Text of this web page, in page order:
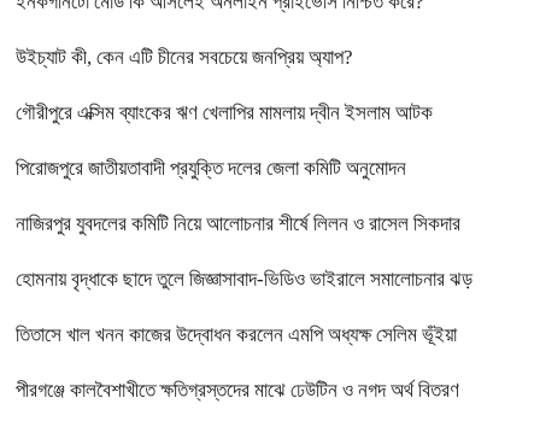
উইচ্যাট কী, কেন এটি চীনের সবচেয়ে জনপ্রিয় অ্যাপ?
গৌরীপুরে এক্সিম ব্যাংকের ঋণ খেলাপির মামলায় দ্বীন ইসলাম আটক
পিরোজপুরে জাতীয়তাবাদী প্রযুক্তি দলের জেলা কমিটি অনুমোদন
নাজিরপুর যুবদলের কমিটি নিয়ে আলোচনার শীর্ষে লিলন ও রাসেল সিকদার
হোমনায় বৃদ্ধাকে ছাদে তুলে জিজ্ঞাসাবাদ-ভিডিও ভাইরালে সমালোচনার ঝড়
তিতাসে খাল খনন কাজের উদ্বোধন করলেন এমপি অধ্যক্ষ সেলিম ভূঁইয়া
পীরগঞ্জে কালবৈশাখীতে ক্ষতিগ্রস্তদের মাঝে ঢেউটিন ও নগদ অর্থ বিতরণ